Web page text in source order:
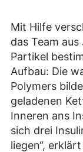
Mit Hilfe
das Team
Partikel
Aufbau: Die
Polymers
geladenen
Inneren ans
sich drei
liegen“,